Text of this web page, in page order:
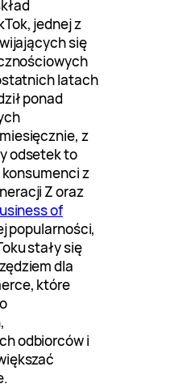
jednej z
się
latach
ponad
z
odsetek to
konsumenci z
Z oraz
of
popularności,
stały się
dla
które
odbiorców i